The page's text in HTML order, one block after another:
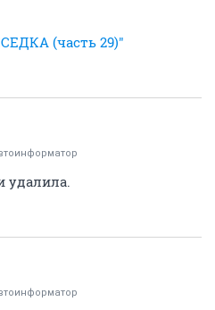
(часть 29)"
удалила.